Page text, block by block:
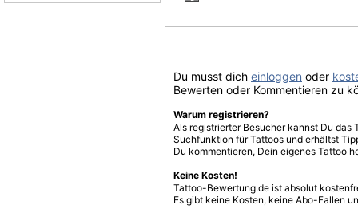
Du musst dich einloggen oder
Bewerten oder Kommentieren zu
Warum registrieren?
Als registrierter Besucher kannst Du
Suchfunktion für Tattoos und erhältst
Du kommentieren, Dein eigenes Tattoo
Keine Kosten!
Tattoo-Bewertung.de ist absolut
Es gibt keine Kosten, keine Abo-Fallen